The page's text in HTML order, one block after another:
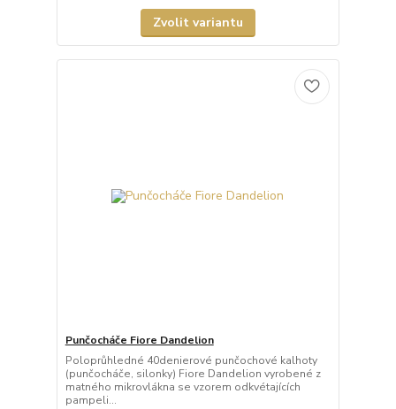
Zvolit variantu
Punčocháče Fiore Dandelion
Poloprůhledné 40denierové punčochové kalhoty
(punčocháče, silonky) Fiore Dandelion vyrobené z
matného mikrovlákna se vzorem odkvétajících
pampeli...